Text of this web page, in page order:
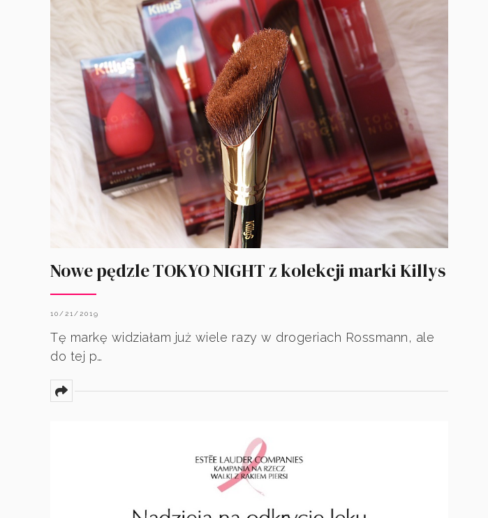
Nowe pędzle TOKYO NIGHT z kolekcji marki Killys
10/21/2019
Tę markę widziałam już wiele razy w drogeriach Rossmann, ale
do tej p…